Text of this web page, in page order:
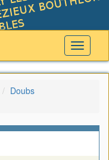
Toggle
Doubs